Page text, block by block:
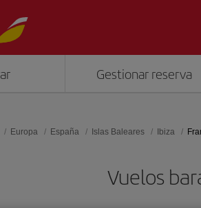
Gestionar reserva
Europa España Islas Baleares Ibiza
Vuelos